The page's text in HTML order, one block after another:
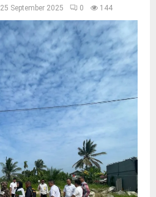
25 September 2025 0 144